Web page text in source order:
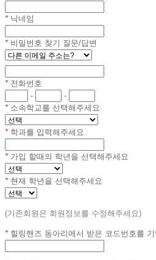
*닉네임
*비밀번호 찾기 질문/답변
*전화번호
-
-
*소속학교를 선택해주세요
*학과를 입력해주세요
*가입 할때의 학년을 선택해주세요
*현재 학년을 선택해주세요
(기존회원은 회원정보를 수정해주세요)
*힐링핸즈 동아리에서 받은 코드번호를 기